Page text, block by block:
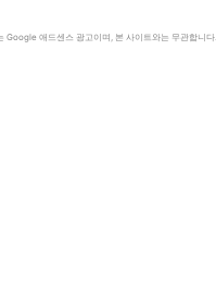
Google 애드센스 광고이며, 본 사이트와는 무관합니다.